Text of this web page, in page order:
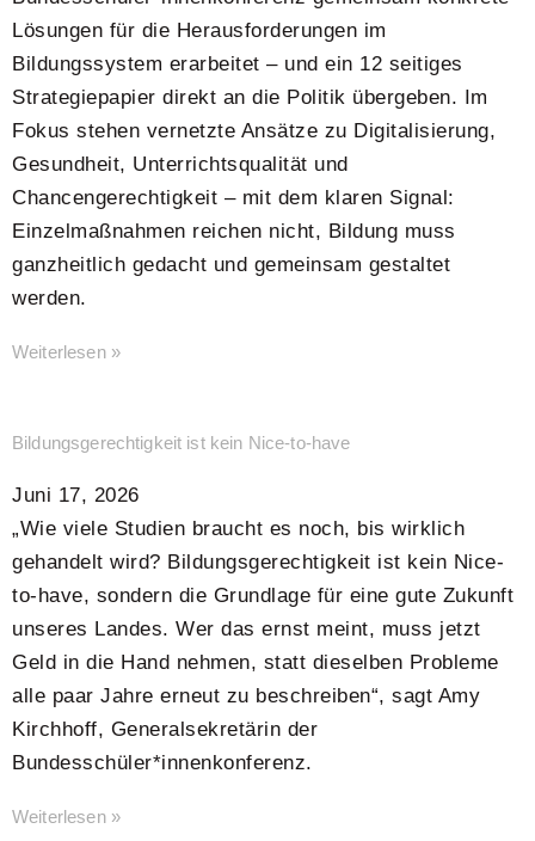
Lösungen für die Herausforderungen im
Bildungssystem erarbeitet – und ein 12 seitiges
Strategiepapier direkt an die Politik übergeben. Im
Fokus stehen vernetzte Ansätze zu Digitalisierung,
Gesundheit, Unterrichtsqualität und
Chancengerechtigkeit – mit dem klaren Signal:
Einzelmaßnahmen reichen nicht, Bildung muss
ganzheitlich gedacht und gemeinsam gestaltet
werden.
Weiterlesen »
Bildungsgerechtigkeit ist kein Nice-to-have
Juni 17, 2026
„Wie viele Studien braucht es noch, bis wirklich
gehandelt wird? Bildungsgerechtigkeit ist kein Nice-
to-have, sondern die Grundlage für eine gute Zukunft
unseres Landes. Wer das ernst meint, muss jetzt
Geld in die Hand nehmen, statt dieselben Probleme
alle paar Jahre erneut zu beschreiben“, sagt Amy
Kirchhoff, Generalsekretärin der
Bundesschüler*innenkonferenz.
Weiterlesen »